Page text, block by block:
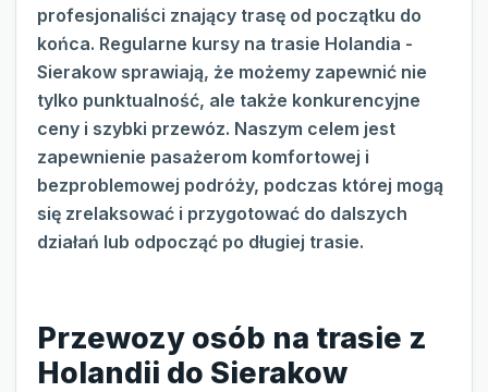
profesjonaliści znający trasę od początku do
końca. Regularne kursy na trasie Holandia -
Sierakow sprawiają, że możemy zapewnić nie
tylko punktualność, ale także konkurencyjne
ceny i szybki przewóz. Naszym celem jest
zapewnienie pasażerom komfortowej i
bezproblemowej podróży, podczas której mogą
się zrelaksować i przygotować do dalszych
działań lub odpocząć po długiej trasie.
Przewozy osób na trasie z
Holandii do Sierakow